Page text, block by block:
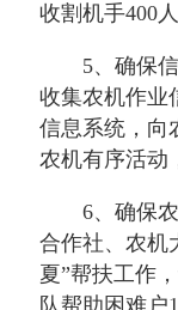
收割机手400
5、确保
收集农机作业
信息系统，向
农机有序活动
6、确保
合作社、农机
夏”帮扶工作
队帮助困难户